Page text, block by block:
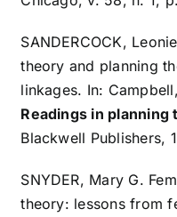
SANDERCOCK,
theory and planning
linkages. In:
Readings in planning
Blackwell Publishers,
SNYDER, Mary G.
theory: lessons from